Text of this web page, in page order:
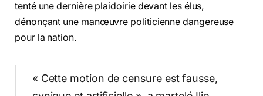
tenté une dernière plaidoirie devant les élus,
dénonçant une manœuvre politicienne dangereuse
pour la nation.
« Cette motion de censure est fausse,